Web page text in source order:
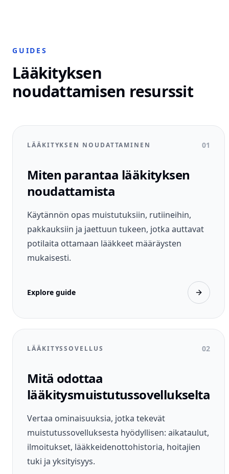
GUIDES
Lääkityksen
noudattamisen resurssit
LÄÄKITYKSEN NOUDATTAMINEN 01
Miten parantaa lääkityksen
noudattamista
Käytännön opas muistutuksiin, rutiineihin,
pakkauksiin ja jaettuun tukeen, jotka auttavat
potilaita ottamaan lääkkeet määräysten
mukaisesti.
Explore guide
LÄÄKITYSSOVELLUS 02
Mitä odottaa
lääkitysmuistutussovellukselta
Vertaa ominaisuuksia, jotka tekevät
muistutussovelluksesta hyödyllisen: aikataulut,
ilmoitukset, lääkkeidenottohistoria, hoitajien
tuki ja yksityisyys.